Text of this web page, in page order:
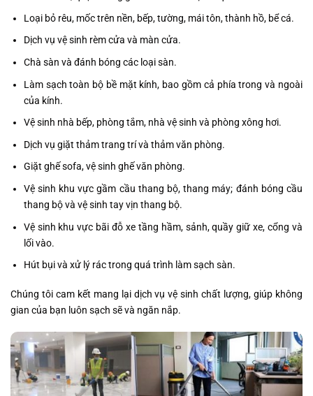
Loại bỏ rêu, mốc trên nền, bếp, tường, mái tôn, thành hồ, bể cá.
Dịch vụ vệ sinh rèm cửa và màn cửa.
Chà sàn và đánh bóng các loại sàn.
Làm sạch toàn bộ bề mặt kính, bao gồm cả phía trong và ngoài
của kính.
Vệ sinh nhà bếp, phòng tắm, nhà vệ sinh và phòng xông hơi.
Dịch vụ giặt thảm trang trí và thảm văn phòng.
Giặt ghế sofa, vệ sinh ghế văn phòng.
Vệ sinh khu vực gầm cầu thang bộ, thang máy; đánh bóng cầu
thang bộ và vệ sinh tay vịn thang bộ.
Vệ sinh khu vực bãi đỗ xe tầng hầm, sảnh, quầy giữ xe, cổng và
lối vào.
Hút bụi và xử lý rác trong quá trình làm sạch sàn.
Chúng tôi cam kết mang lại dịch vụ vệ sinh chất lượng, giúp không
gian của bạn luôn sạch sẽ và ngăn nắp.